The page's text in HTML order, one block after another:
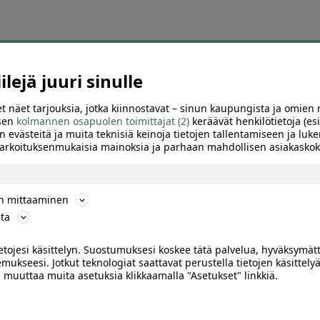
tämän hetken
tarjousten sivu auttaa löytämään nopeasti diilit, joihin
hierontoja, kauneushoitoja, autopesuja, aktiviteetteja ja
alennuksen, kiinnostavan palvelun tai hyvän sijainnin
mukana. Sivulle kannattaa siksi palata säännöllisesti
tarjouksia
juuri sinulle
näet tarjouksia, jotka kiinnostavat – sinun kaupungista ja omien
kolmannen osapuolen toimittajat (2) keräävät henkilötietoja
evästeitä ja muita teknisiä keinoja tietojen tallentamiseen ja
mainoksia ja parhaan mahdollisen
mittaaminen
käsittelyn. Suostumuksesi koskee tätä palvelua,
Jotkut teknologiat saattavat perustella tietojen
muita asetuksia klikkaamalla "Asetukset" linkkiä.